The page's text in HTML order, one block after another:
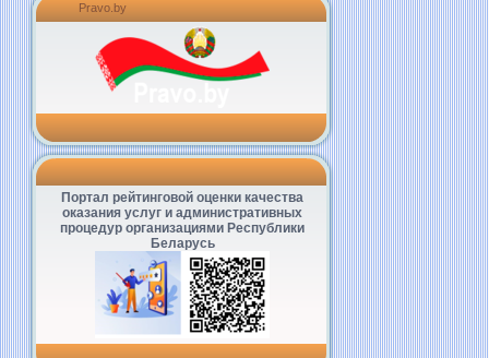
Pravo.by
Портал рейтинговой оценки качества
оказания услуг и административных
процедур организациями Республики
Беларусь